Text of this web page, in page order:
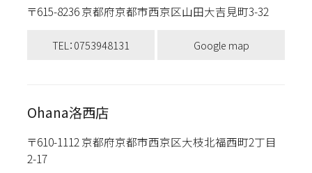
〒615-8236 京都府京都市西京区山田大吉見町3-32
TEL：0753948131 Google map
Ohana洛西店
〒610-1112 京都府京都市西京区大枝北福西町2丁目
2-17